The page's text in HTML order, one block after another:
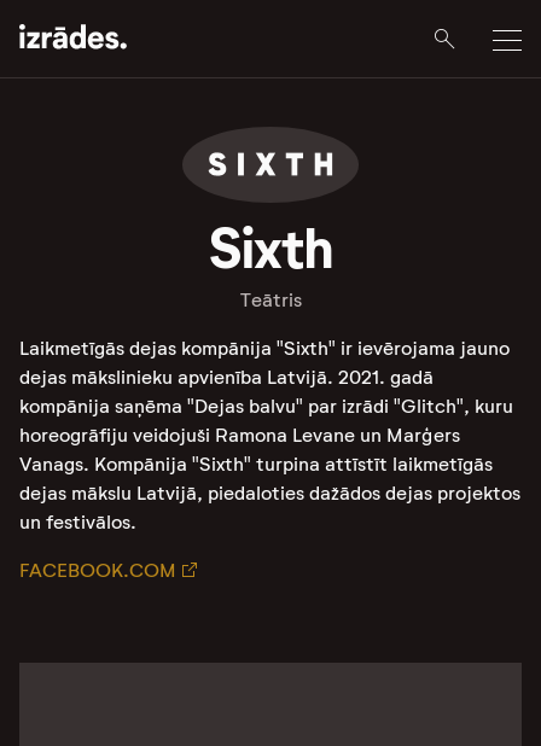
Sixth
Teātris
Laikmetīgās dejas kompānija "Sixth" ir ievērojama jauno
dejas mākslinieku apvienība Latvijā. 2021. gadā
kompānija saņēma "Dejas balvu" par izrādi "Glitch", kuru
horeogrāfiju veidojuši Ramona Levane un Marģers
Vanags. Kompānija "Sixth" turpina attīstīt laikmetīgās
dejas mākslu Latvijā, piedaloties dažādos dejas projektos
un festivālos.
FACEBOOK.COM